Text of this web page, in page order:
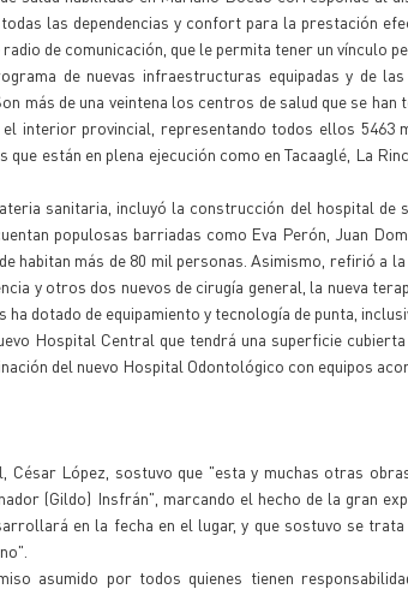
las dependencias y confort para la prestación
de comunicación, que le permita tener un vínculo
de nuevas infraestructuras equipadas y de
más de una veintena los centros de salud que se
interior provincial, representando todos ellos 5463
están en plena ejecución como en Tacaaglé, La
sanitaria, incluyó la construcción del hospital
populosas barriadas como Eva Perón, Juan
habitan más de 80 mil personas. Asimismo, refirió a
y otros dos nuevos de cirugía general, la nueva
ha dotado de equipamiento y tecnología de punta,
Hospital Central que tendrá una superficie
del nuevo Hospital Odontológico con equipos
César López, sostuvo que "esta y muchas otras
(Gildo) Insfrán", marcando el hecho de la gran
en la fecha en el lugar, y que sostuvo se
asumido por todos quienes tienen